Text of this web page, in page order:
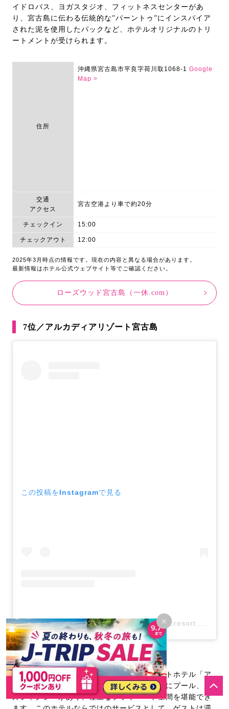
×
イドロバス、ヨガスタジオ、フィットネスセンターがあ
り、宮古島に伝わる伝統的な”パーントゥ”にインスパイア
された泥を使用したパックなど、ホテルオリジナルのトリ
ートメントが受けられます。
住所
沖縄県宮古島市平良字荷川取1068-1 Google
Map >
交通
アクセス
宮古空港より車で約20分
チェックイン 15:00
チェックアウト 12:00
2025年3月時点の情報です。現在の内容と異なる場合があります。
最新情報はホテル公式ウェブサイト等でご確認ください。
ローズウッド宮古島（一休.com）
7位／アルカディアリゾート宮古島
この投稿をInstagramで見る
ホテルの魅力
全室スイートルームのラグジュアリーリゾートホテル「ア
ルカディアリゾート宮古島」。すべての客室にプール、屋
外ジャグジーがあり、極上なプライベート空間を堪能でき